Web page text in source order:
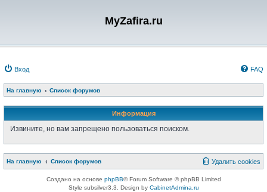
MyZafira.ru
Вход FAQ
На главную Список форумов
Информация
Извините, но вам запрещено пользоваться поиском.
На главную Список форумов Удалить cookies
Создано на основе phpBB® Forum Software © phpBB Limited
Style subsilver3.3. Design by CabinetAdmina.ru